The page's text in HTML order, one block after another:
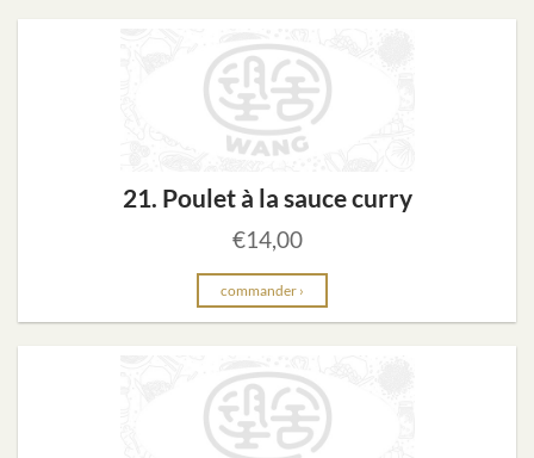
21. Poulet à la sauce curry
€14,00
commander ›